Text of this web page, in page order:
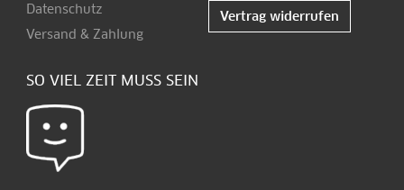
Datenschutz
Versand & Zahlung
Vertrag widerrufen
SO VIEL ZEIT MUSS SEIN